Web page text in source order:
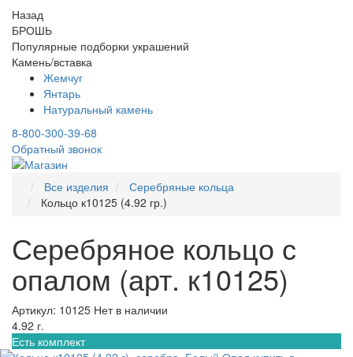
Назад
БРОШЬ
Популярные подборки украшений
Камень/вставка
Жемчуг
Янтарь
Натуральный камень
8-800-300-39-68
Обратный звонок
Все изделия
Серебряные кольца
Кольцо к10125 (4.92 гр.)
Серебряное кольцо с
опалом (арт. к10125)
Артикул: 10125 Нет в наличии
4.92 г.
Есть комплект